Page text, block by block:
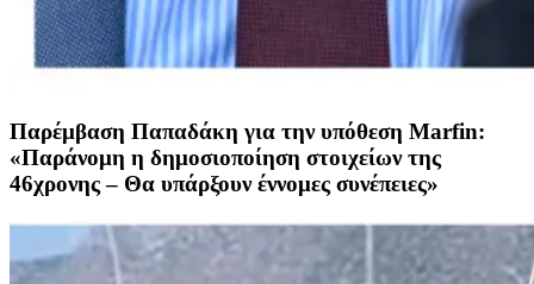
Παρέμβαση Παπαδάκη για την υπόθεση Marfin:
«Παράνομη η δημοσιοποίηση στοιχείων της
46χρονης – Θα υπάρξουν έννομες συνέπειες»